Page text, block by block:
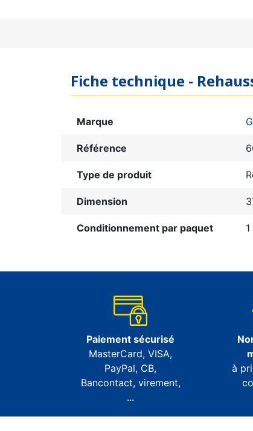
Fiche technique -
Marque
Référence
Type de produit
Dimension
Conditionnement par paquet
Paiement sécurisé
MasterCard, VISA,
PayPal, CB,
Bancontact, virement,
...
à